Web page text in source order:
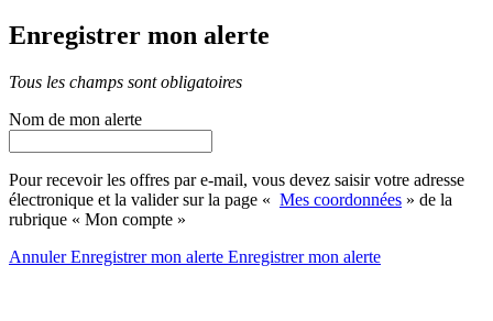
Enregistrer mon alerte
Tous les champs sont obligatoires
Nom de mon alerte
Pour recevoir les offres par e-mail, vous devez saisir votre adresse
électronique et la valider sur la page « Mes coordonnées » de la
rubrique « Mon compte »
AnnulerEnregistrer mon alerte Enregistrermon alerte